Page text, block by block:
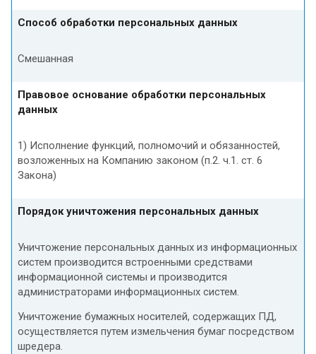
Способ обработки персональных данных
Смешанная
Правовое основание обработки персональных
данных
1) Исполнение функций, полномочий и обязанностей,
возложенных на Компанию законом (п.2. ч.1. ст. 6
Закона)
Порядок уничтожения персональных данных
Уничтожение персональных данных из информационных
систем производится встроенными средствами
информационной системы и производится
администраторами информационных систем.
Уничтожение бумажных носителей, содержащих ПД,
осуществляется путем измельчения бумаг посредством
шредера.